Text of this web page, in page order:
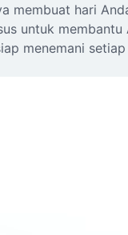
membuat hari
untuk membantu
menemani